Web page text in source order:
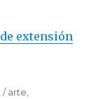
extensión
/ arte,